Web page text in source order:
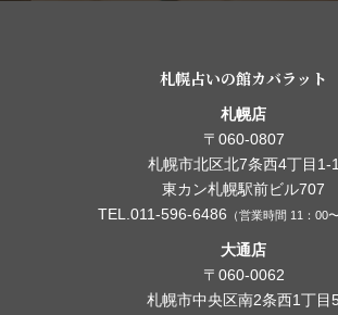
札幌占いの館カバラット
札幌店
〒060-0807
札幌市北区北7条西4丁目1-1
東カン札幌駅前ビル707
TEL.011-596-6486 （営業時間 11：00
大通店
〒060-0062
札幌市中央区南2条西1丁目5